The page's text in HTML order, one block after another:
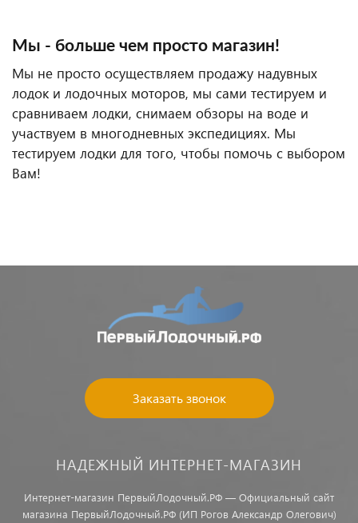
Мы - больше чем просто магазин!
Мы не просто осуществляем продажу надувных
лодок и лодочных моторов, мы сами тестируем и
сравниваем лодки, снимаем обзоры на воде и
участвуем в многодневных экспедициях. Мы
тестируем лодки для того, чтобы помочь с выбором
Вам!
Заказать звонок
НАДЕЖНЫЙ ИНТЕРНЕТ-МАГАЗИН
Интернет-магазин ПервыйЛодочный.РФ — Официальный сайт
магазина ПервыйЛодочный.РФ (ИП Рогов Александр Олегович)